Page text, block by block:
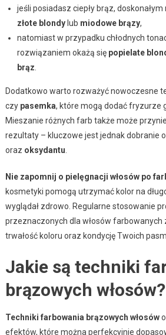
jeśli posiadasz ciepły brąz,
złote blondylub miodowe brązy,
natomiast w przypadku chłodnych
rozwiązaniem okażą się popielate
brąz
Dodatkowo warto rozważyć nowoczesne
czy pasemka, które mogą dodać fryzurze
Mieszanie różnych farb także może
rezultaty – kluczowe jest jednak dobranie
oraz oksydantu
Nie zapomnij o pielęgnacji włosów po
kosmetyki pomogą utrzymać kolor na
wyglądał zdrowo. Regularne stosowanie
przeznaczonych dla włosów farbowanych
trwałość koloru oraz kondycję Twoich pasm.
Jakie są techniki
brązowych włosów?
Techniki farbowania brązowych włosów
efektów, które można perfekcyjnie